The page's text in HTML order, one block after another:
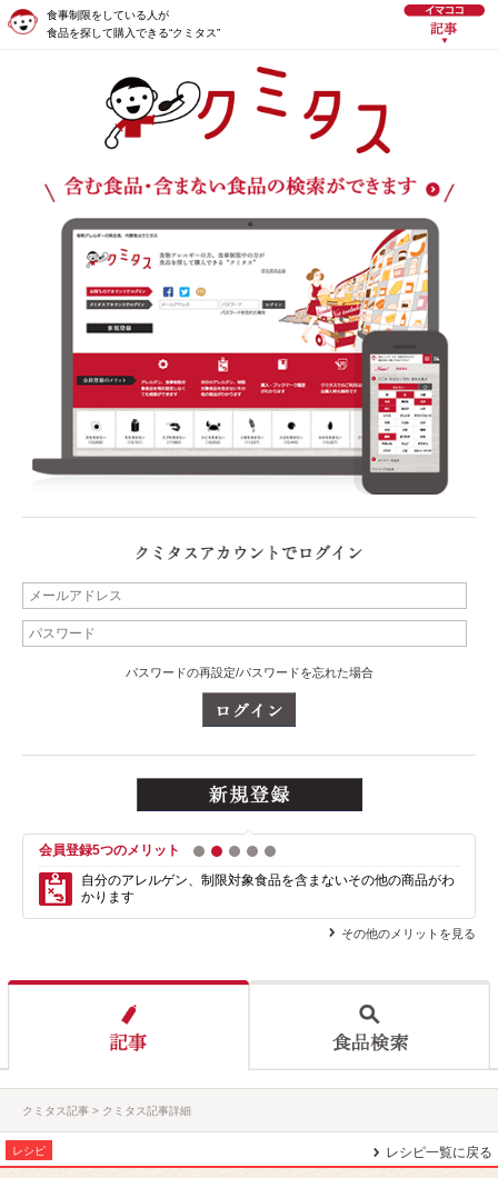
食事制限をしている人が
食品を探して購入できる“クミタス”
パスワードの再設定/パスワードを忘れた場合
会員登録5つのメリット 1 2 3 4
自分のアレルゲン、制限対象食品を含まないその他の商品がわ
かります
その他のメリットを見る
クミタス記事 クミタス記事詳細
レシピ レシピ一覧に戻る